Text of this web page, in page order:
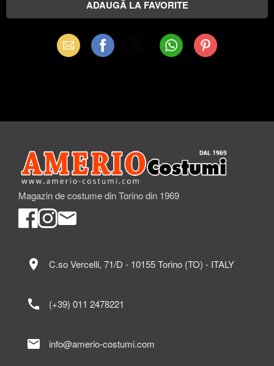
Email Facebook WhatsAppPinterest
Magazin de costume din Torino din 1969
location_on C.so Vercelli, 71/D - 10155 Torino (TO) - ITALY
call (+39) 011 2478221
mail info@amerio-costumi.com